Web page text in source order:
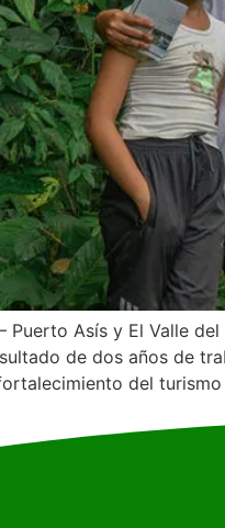
Puerto Asís y El Valle
de dos años de
del